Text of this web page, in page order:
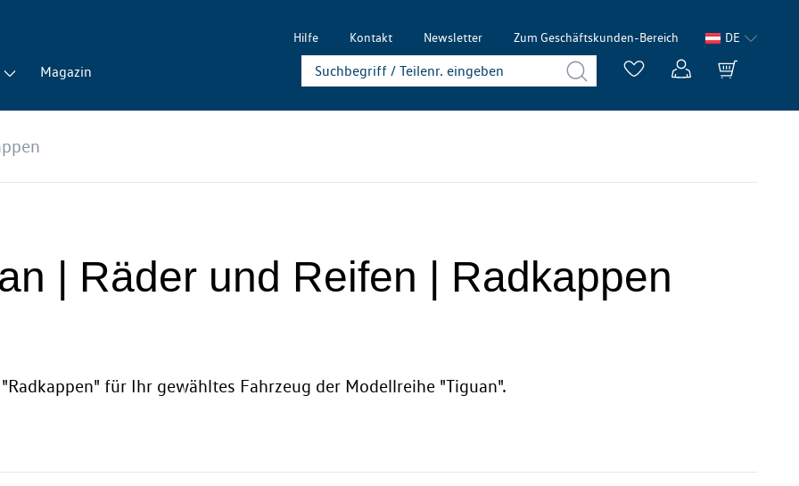
Hilfe Kontakt Newsletter Zum Geschäftskunden-Bereich DE
Magazin
| Räder und Reifen | Radkappen
für Ihr gewähltes Fahrzeug der Modellreihe "Tiguan".